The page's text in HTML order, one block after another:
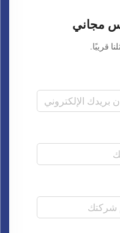
مجاني
قريبًا.